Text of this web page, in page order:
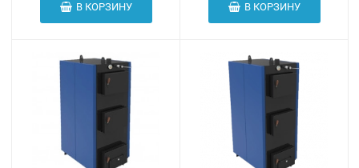
В КОРЗИНУ В КОРЗИНУ